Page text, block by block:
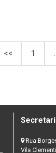
<< 1
Rua
Vila